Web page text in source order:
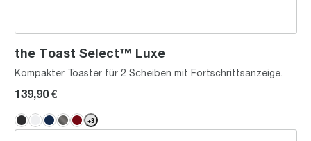
the Toast Select™ Luxe
Kompakter Toaster für 2 Scheiben mit Fortschrittsanzeige.
139,90 €
+3
the 'A Bit More'™ 4 Scheiben Toaster